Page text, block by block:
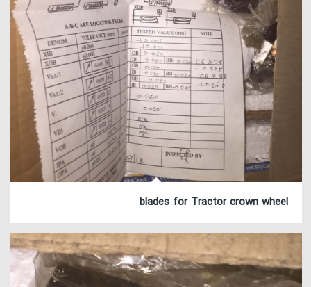
blades for Tractor crown wheel